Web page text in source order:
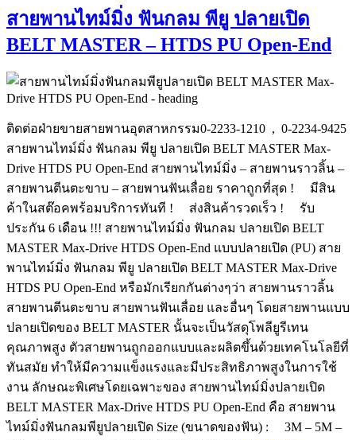
สายพานไทม์มิ่ง ฟันกลม พียู ปลายเปิด
BELT MASTER – HTDS PU Open-End
ติดต่อฝ่ายขายสายพานอุตสาหกรรม0-2233-1210 , 0-2234-9425
สายพานไทม์มิ่ง ฟันกลม พียู ปลายเปิด BELT MASTER Max-
Drive HTDS PU Open-End สายพานไทม์มิ่ง – สายพานราวลิ้น –
สายพานตีนตะขาบ – สายพานฟันเลื่อย ราคาถูกที่สุด ! มีสิน
ค้าในสต๊อคพร้อมบริการทันที ! ส่งสินค้ารวดเร็ว ! รับ
ประกัน 6 เดือน !!! สายพานไทม์มิ่ง ฟันกลม ปลายเปิด BELT
MASTER Max-Drive HTDS Open-End แบบปลายเปิด (PU) สาย
พานไทม์มิ่ง ฟันกลม พียู ปลายเปิด BELT MASTER Max-Drive
HTDS PU Open-End หรือมักเรียกกันต่างๆว่า สายพานราวลิ้น
สายพานตีนตะขาบ สายพานฟันเลื่อย และอื่นๆ โดยสายพานแบบ
ปลายเปิดของ BELT MASTER นั้นจะเป็นวัสดุโพลียูรีเทน
คุณภาพสูง ตัวสายพานถูกออกแบบและผลิตขึ้นด้วยเทคโนโลยีที่
ทันสมัย ทำให้มีความแข็งแรงและมีประสิทธิภาพสูงในการใช้
งาน ลักษณะพิเศษโดยเฉพาะของ สายพานไทม์มิ่งปลายเปิด
BELT MASTER Max-Drive HTDS PU Open-End คือ สายพาน
ไทม์มิ่งฟันกลมพียูปลายเปิด Size (ขนาดของฟัน) : 3M – 5M –